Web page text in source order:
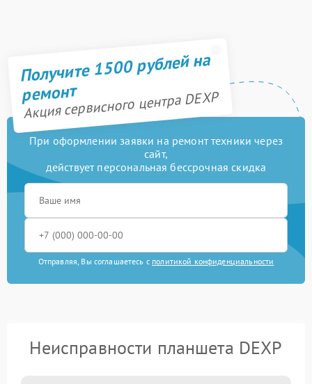
Получите 1500 рублей на
ремонт
Акция сервисного центра DEXP
При оформлении заявки на ремонт техники через
сайт,
действует персональная бессрочная скидка
Отправляя, Вы соглашаетесь с политикой конфиденциальности
Неисправности планшета DEXP